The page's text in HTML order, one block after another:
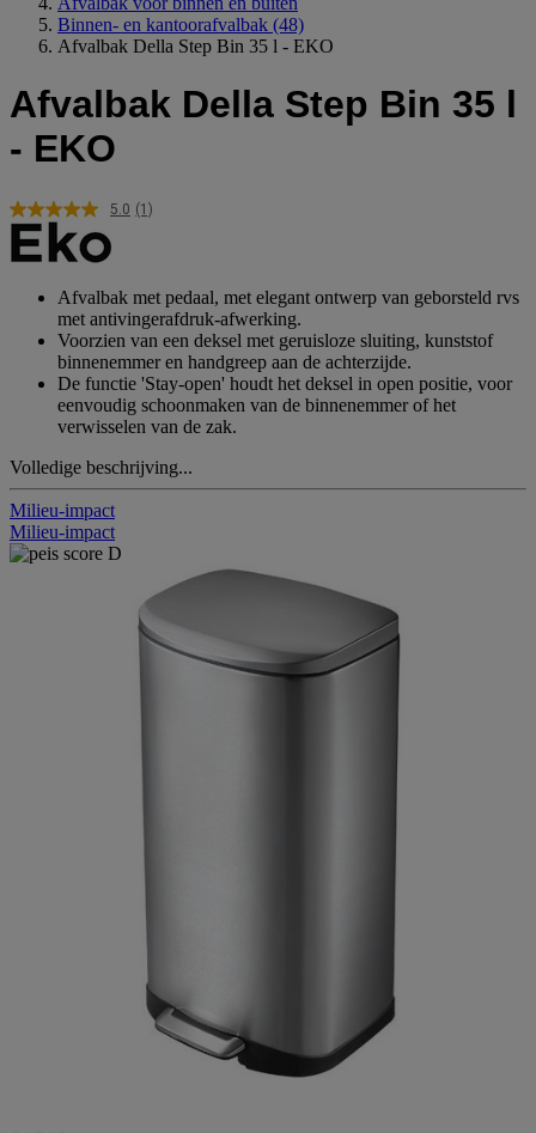
Binnen- en kantoorafvalbak (48)
Afvalbak Della Step Bin 35 l - EKO
Afvalbak Della Step Bin 35 l
- EKO
5.0 Lees
paginalink.
(1)
Afvalbak met pedaal, met elegant ontwerp van geborsteld rvs
met antivingerafdruk-afwerking.
Voorzien van een deksel met geruisloze sluiting, kunststof
binnenemmer en handgreep aan de achterzijde.
De functie 'Stay-open' houdt het deksel in open positie, voor
eenvoudig schoonmaken van de binnenemmer of het
verwisselen van de zak.
Volledige beschrijving...
Milieu-impact
Milieu-impact